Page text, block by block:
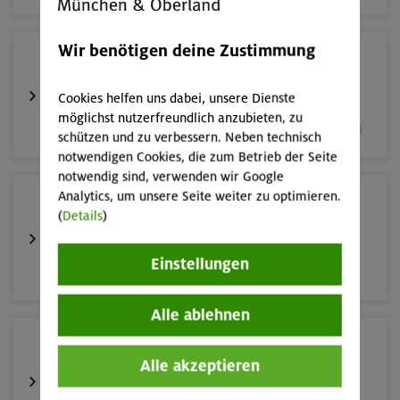
05.09.26
München und Umgebung (inkl. bayer. Voralpenraum)
06.09.26
#hikeuppickup Müllsammelaktion "Spitzingsee,
Roßkopf 1580m"
Bayrische Voralpen (Spitzing)
10.-13.09.26
Alpinklettertraining
Wir benötigen deine Zustimmung
Cookies helfen uns dabei, unsere Dienste
möglichst nutzerfreundlich anzubieten, zu
schützen und zu verbessern. Neben technisch
notwendigen Cookies, die zum Betrieb der Seite
notwendig sind, verwenden wir Google
Analytics, um unsere Seite weiter zu optimieren.
(Details)
Einstellungen
Alle ablehnen
Alle akzeptieren